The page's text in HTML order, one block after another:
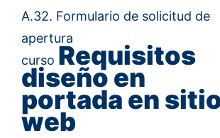
A.32. Formulario de solicitud de
apertura
curso Requisitos
diseño en
portada en
web